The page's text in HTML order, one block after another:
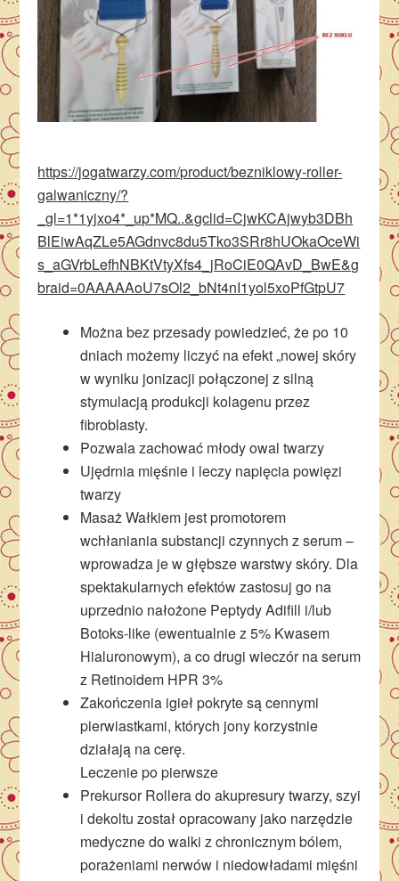
https://jogatwarzy.com/product/bezniklowy-roller-
galwaniczny/?
_gl=1*1yjxo4*_up*MQ..&gclid=CjwKCAjwyb3DBh
BlEiwAqZLe5AGdnvc8du5Tko3SRr8hUOkaOceWi
s_aGVrbLefhNBKtVtyXfs4_jRoCiE0QAvD_BwE&g
braid=0AAAAAoU7sOl2_bNt4nI1yol5xoPfGtpU7
Można bez przesady powiedzieć, że po 10
dniach możemy liczyć na efekt „nowej skóry
w wyniku jonizacji połączonej z silną
stymulacją produkcji kolagenu przez
fibroblasty.
Pozwala zachować młody owal twarzy
Ujędrnia mięśnie i leczy napięcia powięzi
twarzy
Masaż Wałkiem jest promotorem
wchłaniania substancji czynnych z serum –
wprowadza je w głębsze warstwy skóry. Dla
spektakularnych efektów zastosuj go na
uprzednio nałożone Peptydy Adifill i/lub
Botoks-like (ewentualnie z 5% Kwasem
Hialuronowym), a co drugi wieczór na serum
z Retinoidem HPR 3%
Zakończenia igieł pokryte są cennymi
pierwiastkami, których jony korzystnie
działają na cerę.
Leczenie po pierwsze
Prekursor Rollera do akupresury twarzy, szyi
i dekoltu został opracowany jako narzędzie
medyczne do walki z chronicznym bólem,
porażeniami nerwów i niedowładami mięśni